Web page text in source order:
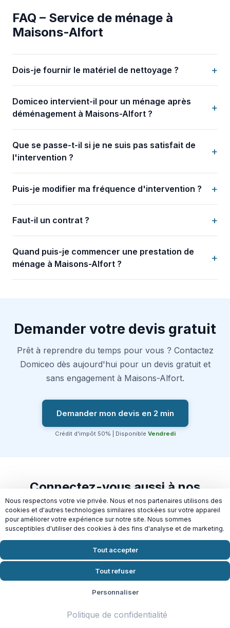
FAQ – Service de ménage à
Maisons-Alfort
Dois-je fournir le matériel de nettoyage ? +
Domiceo intervient-il pour un ménage après
déménagement à Maisons-Alfort ?
+
Que se passe-t-il si je ne suis pas satisfait de
l'intervention ?
+
Puis-je modifier ma fréquence d'intervention ? +
Faut-il un contrat ? +
Quand puis-je commencer une prestation de
ménage à Maisons-Alfort ?
+
Demander votre devis gratuit
Prêt à reprendre du temps pour vous ? Contactez
Domiceo dès aujourd'hui pour un devis gratuit et
sans engagement à Maisons-Alfort.
Demander mon devis en 2 min
Crédit d'impôt 50% | Disponible Vendredi
Connectez-vous aussi à nos
autres services
domicile à Maisons-
Nettoyage de fin de
chantier à Maisons-
Nous respectons votre vie privée. Nous et nos partenaires utilisons des
cookies et d'autres technologies similaires stockées sur votre appareil
pour améliorer votre expérience sur notre site. Nous sommes
susceptibles d'utiliser des cookies à des fins d'analyse et de marketing.
Tout accepter
Tout refuser
Personnaliser
Politique de confidentialité